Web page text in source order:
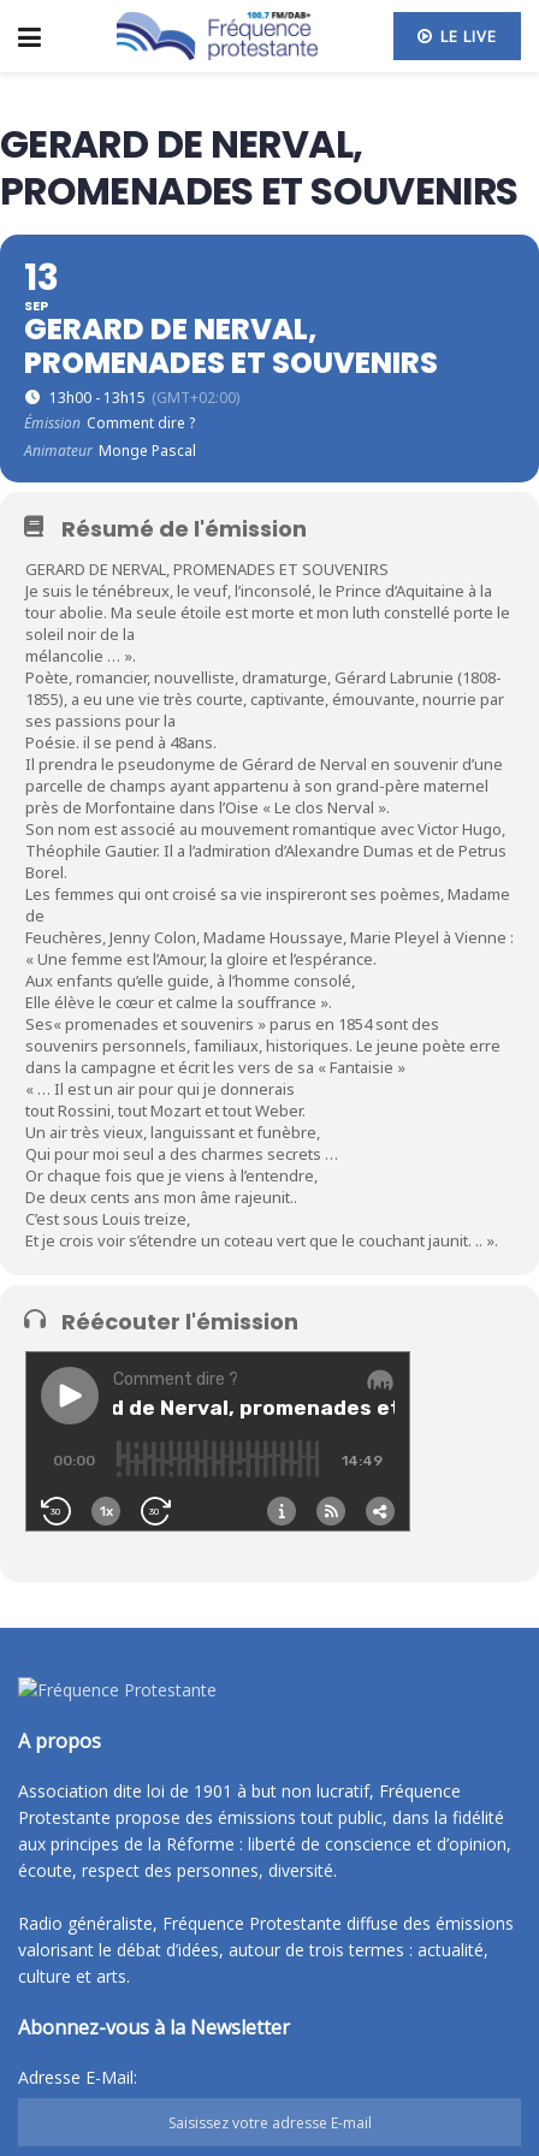
LE LIVE
GERARD DE NERVAL,
PROMENADES ET SOUVENIRS
13
SEP
GERARD DE NERVAL,
PROMENADES ET SOUVENIRS
13h00 - 13h15 (GMT+02:00)
Émission Comment dire ?
Animateur Monge Pascal
Résumé de l'émission
GERARD DE NERVAL, PROMENADES ET SOUVENIRS
Je suis le ténébreux, le veuf, l’inconsolé, le Prince d’Aquitaine à la
tour abolie. Ma seule étoile est morte et mon luth constellé porte le
soleil noir de la
mélancolie … ».
Poète, romancier, nouvelliste, dramaturge, Gérard Labrunie (1808-
1855), a eu une vie très courte, captivante, émouvante, nourrie par
ses passions pour la
Poésie. il se pend à 48ans.
Il prendra le pseudonyme de Gérard de Nerval en souvenir d’une
parcelle de champs ayant appartenu à son grand-père maternel
près de Morfontaine dans l’Oise « Le clos Nerval ».
Son nom est associé au mouvement romantique avec Victor Hugo,
Théophile Gautier. Il a l’admiration d’Alexandre Dumas et de Petrus
Borel.
Les femmes qui ont croisé sa vie inspireront ses poèmes, Madame
de
Feuchères, Jenny Colon, Madame Houssaye, Marie Pleyel à Vienne :
« Une femme est l’Amour, la gloire et l’espérance.
Aux enfants qu’elle guide, à l’homme consolé,
Elle élève le cœur et calme la souffrance ».
Ses« promenades et souvenirs » parus en 1854 sont des
souvenirs personnels, familiaux, historiques. Le jeune poète erre
dans la campagne et écrit les vers de sa « Fantaisie »
« … Il est un air pour qui je donnerais
tout Rossini, tout Mozart et tout Weber.
Un air très vieux, languissant et funèbre,
Qui pour moi seul a des charmes secrets …
Or chaque fois que je viens à l’entendre,
De deux cents ans mon âme rajeunit..
C’est sous Louis treize,
Et je crois voir s’étendre un coteau vert que le couchant jaunit. .. ».
Réécouter l'émission
A propos
Association dite loi de 1901 à but non lucratif, Fréquence
Protestante propose des émissions tout public, dans la fidélité
aux principes de la Réforme : liberté de conscience et d’opinion,
écoute, respect des personnes, diversité.
Radio généraliste, Fréquence Protestante diffuse des émissions
valorisant le débat d’idées, autour de trois termes : actualité,
culture et arts.
Abonnez-vous à la Newsletter
Adresse E-Mail: